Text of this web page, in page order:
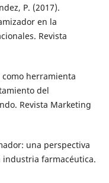
P. (2017).
en la
Revista
herramienta
del
Revista Marketing
una perspectiva
farmacéutica.